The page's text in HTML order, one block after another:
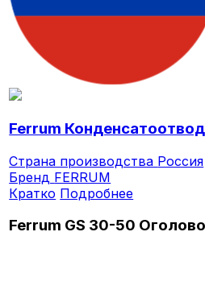
Ferrum
Страна производства Россия
Бренд FERRUM
Кратко Подробнее
Ferrum GS 30-50